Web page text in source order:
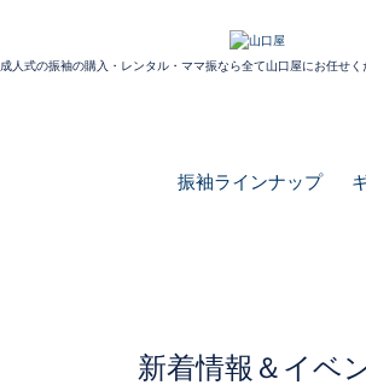
成人式の振袖の購入・レンタル・ママ振なら全て山口屋にお任せく
振袖ラインナップ
新着情報＆イベ